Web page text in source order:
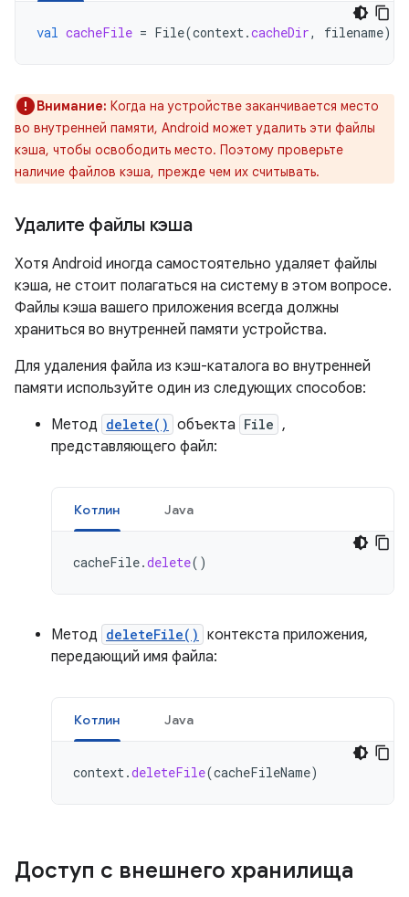
val cacheFile = File(context.cacheDir, filename)
Внимание: Когда на устройстве заканчивается место
во внутренней памяти, Android может удалить эти файлы
кэша, чтобы освободить место. Поэтому проверьте
наличие файлов кэша, прежде чем их считывать.
Удалите файлы кэша
Хотя Android иногда самостоятельно удаляет файлы
кэша, не стоит полагаться на систему в этом вопросе.
Файлы кэша вашего приложения всегда должны
храниться во внутренней памяти устройства.
Для удаления файла из кэш-каталога во внутренней
памяти используйте один из следующих способов:
Метод delete() объекта File ,
представляющего файл:
Котлин Java
cacheFile.delete()
Метод deleteFile() контекста приложения,
передающий имя файла:
Котлин Java
context.deleteFile(cacheFileName)
Доступ с внешнего хранилища